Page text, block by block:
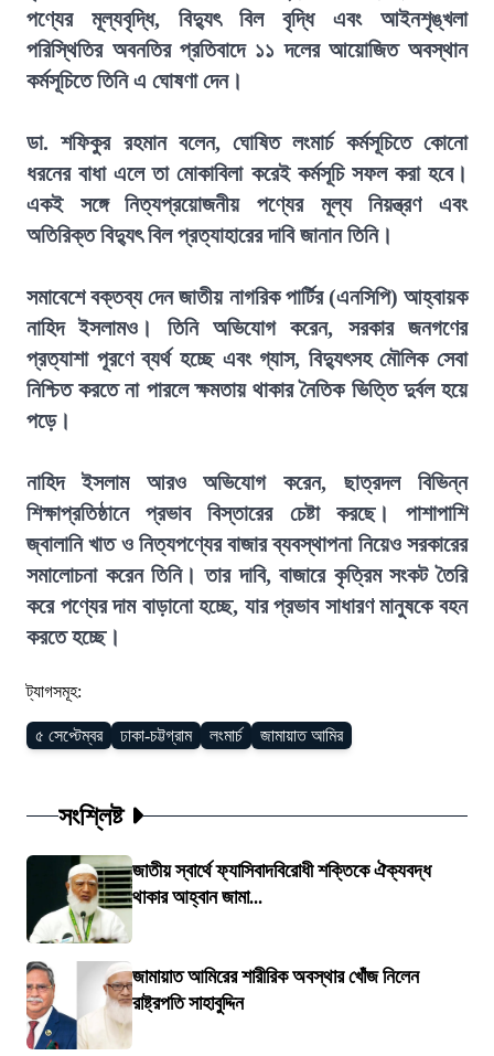
পণ্যের মূল্যবৃদ্ধি, বিদ্যুৎ বিল বৃদ্ধি এবং আইনশৃঙ্খলা
পরিস্থিতির অবনতির প্রতিবাদে ১১ দলের আয়োজিত অবস্থান
কর্মসূচিতে তিনি এ ঘোষণা দেন।
ডা. শফিকুর রহমান বলেন, ঘোষিত লংমার্চ কর্মসূচিতে কোনো
ধরনের বাধা এলে তা মোকাবিলা করেই কর্মসূচি সফল করা হবে।
একই সঙ্গে নিত্যপ্রয়োজনীয় পণ্যের মূল্য নিয়ন্ত্রণ এবং
অতিরিক্ত বিদ্যুৎ বিল প্রত্যাহারের দাবি জানান তিনি।
সমাবেশে বক্তব্য দেন জাতীয় নাগরিক পার্টির (এনসিপি) আহ্বায়ক
নাহিদ ইসলামও। তিনি অভিযোগ করেন, সরকার জনগণের
প্রত্যাশা পূরণে ব্যর্থ হচ্ছে এবং গ্যাস, বিদ্যুৎসহ মৌলিক সেবা
নিশ্চিত করতে না পারলে ক্ষমতায় থাকার নৈতিক ভিত্তি দুর্বল হয়ে
পড়ে।
নাহিদ ইসলাম আরও অভিযোগ করেন, ছাত্রদল বিভিন্ন
শিক্ষাপ্রতিষ্ঠানে প্রভাব বিস্তারের চেষ্টা করছে। পাশাপাশি
জ্বালানি খাত ও নিত্যপণ্যের বাজার ব্যবস্থাপনা নিয়েও সরকারের
সমালোচনা করেন তিনি। তার দাবি, বাজারে কৃত্রিম সংকট তৈরি
করে পণ্যের দাম বাড়ানো হচ্ছে, যার প্রভাব সাধারণ মানুষকে বহন
করতে হচ্ছে।
ট্যাগসমূহ:
৫ সেপ্টেম্বর ঢাকা-চট্টগ্রাম লংমার্চ জামায়াত আমির
সংশ্লিষ্ট
জাতীয় স্বার্থে ফ্যাসিবাদবিরোধী শক্তিকে ঐক্যবদ্ধ
থাকার আহ্বান জামা...
জামায়াত আমিরের শারীরিক অবস্থার খোঁজ নিলেন
রাষ্ট্রপতি সাহাবুদ্দিন